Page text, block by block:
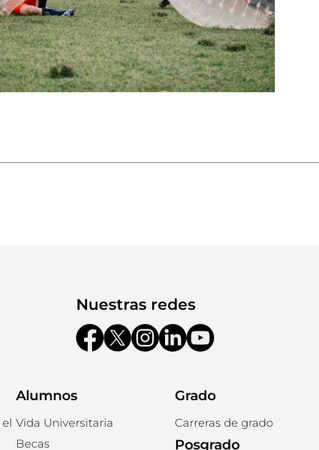
Nuestras redes
Alumnos
Vida Universitaria
Becas
Grado
Carreras de grado
Posgrado